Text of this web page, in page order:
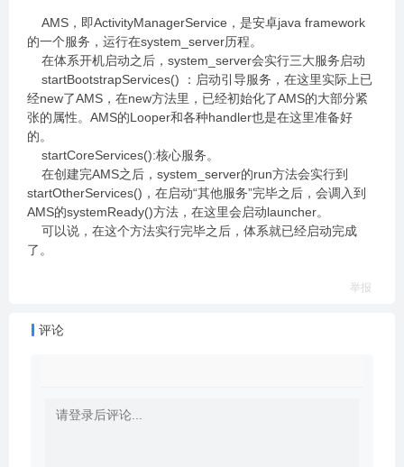
AMS，即ActivityManagerService，是安卓java framework
的一个服务，运行在system_server历程。
在体系开机启动之后，system_server会实行三大服务启动
startBootstrapServices() ：启动引导服务，在这里实际上已
经new了AMS，在new方法里，已经初始化了AMS的大部分紧
张的属性。AMS的Looper和各种handler也是在这里准备好
的。
startCoreServices():核心服务。
在创建完AMS之后，system_server的run方法会实行到
startOtherServices()，在启动“其他服务”完毕之后，会调入到
AMS的systemReady()方法，在这里会启动launcher。
可以说，在这个方法实行完毕之后，体系就已经启动完成
了。
举报
评论